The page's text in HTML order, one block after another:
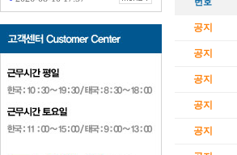
공지
공지
공지
공지
공지